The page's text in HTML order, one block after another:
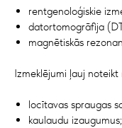
rentgenoloģiskie
datortomogrāfija
magnētiskās
Izmeklējumi ļauj
locītavas spraugas
kaulaudu izaugumus;